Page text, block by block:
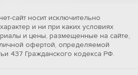
сайт носит исключительно
и ни при каких условиях
и цены, размещенные на сайте,
офертой, определяемой
437 Гражданского кодекса РФ.